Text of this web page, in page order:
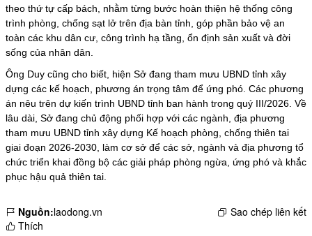
theo thứ tự cấp bách, nhằm từng bước hoàn thiện hệ thống công
trình phòng, chống sạt lở trên địa bàn tỉnh, góp phần bảo vệ an
toàn các khu dân cư, công trình hạ tầng, ổn định sản xuất và đời
sống của nhân dân.
Ông Duy cũng cho biết, hiện Sở đang tham mưu UBND tỉnh xây
dựng các kế hoạch, phương án trọng tâm để ứng phó. Các phương
án nêu trên dự kiến trình UBND tỉnh ban hành trong quý III/2026. Về
lâu dài, Sở đang chủ động phối hợp với các ngành, địa phương
tham mưu UBND tỉnh xây dựng Kế hoạch phòng, chống thiên tai
giai đoạn 2026-2030, làm cơ sở để các sở, ngành và địa phương tổ
chức triển khai đồng bộ các giải pháp phòng ngừa, ứng phó và khắc
phục hậu quả thiên tai.
Nguồn:laodong.vn
Sao chép liên kết
Thích